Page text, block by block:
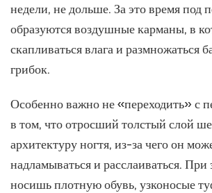
недели, не дольше. За это время под
образуются воздушные карманы, в
скапливаться влага и размножаться
грибок.
Особенно важно не «переходить» с
в том, что отросший толстый слой
архитектуру ногтя, из-за чего он
надламываться и расслаиваться. При
носишь плотную обувь, узконосые